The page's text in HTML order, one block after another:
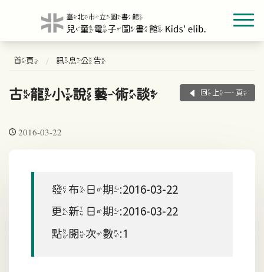
首頁 訊息公告
古龍小說藝術談 回上一頁
2016-03-22
發布日期:2016-03-22
更新日期:2016-03-22
點閱次數:1